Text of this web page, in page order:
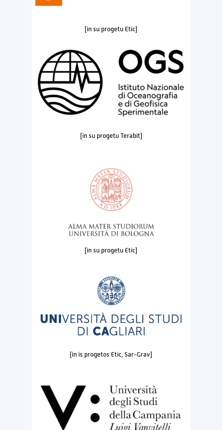
[in su progetu Etic]
[in su progetu Terabit]
[in su progetu Etic]
[in is progetos Etic, Sar-Grav]